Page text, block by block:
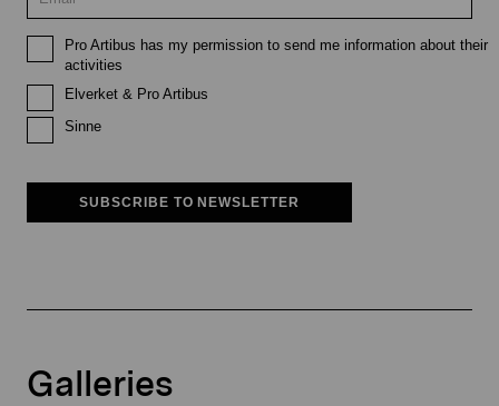
Pro Artibus has my permission to send me information about their
activities
Elverket & Pro Artibus
Sinne
SUBSCRIBE TO NEWSLETTER
Galleries